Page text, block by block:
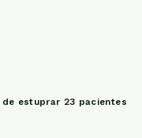
estuprar 23 pacientes